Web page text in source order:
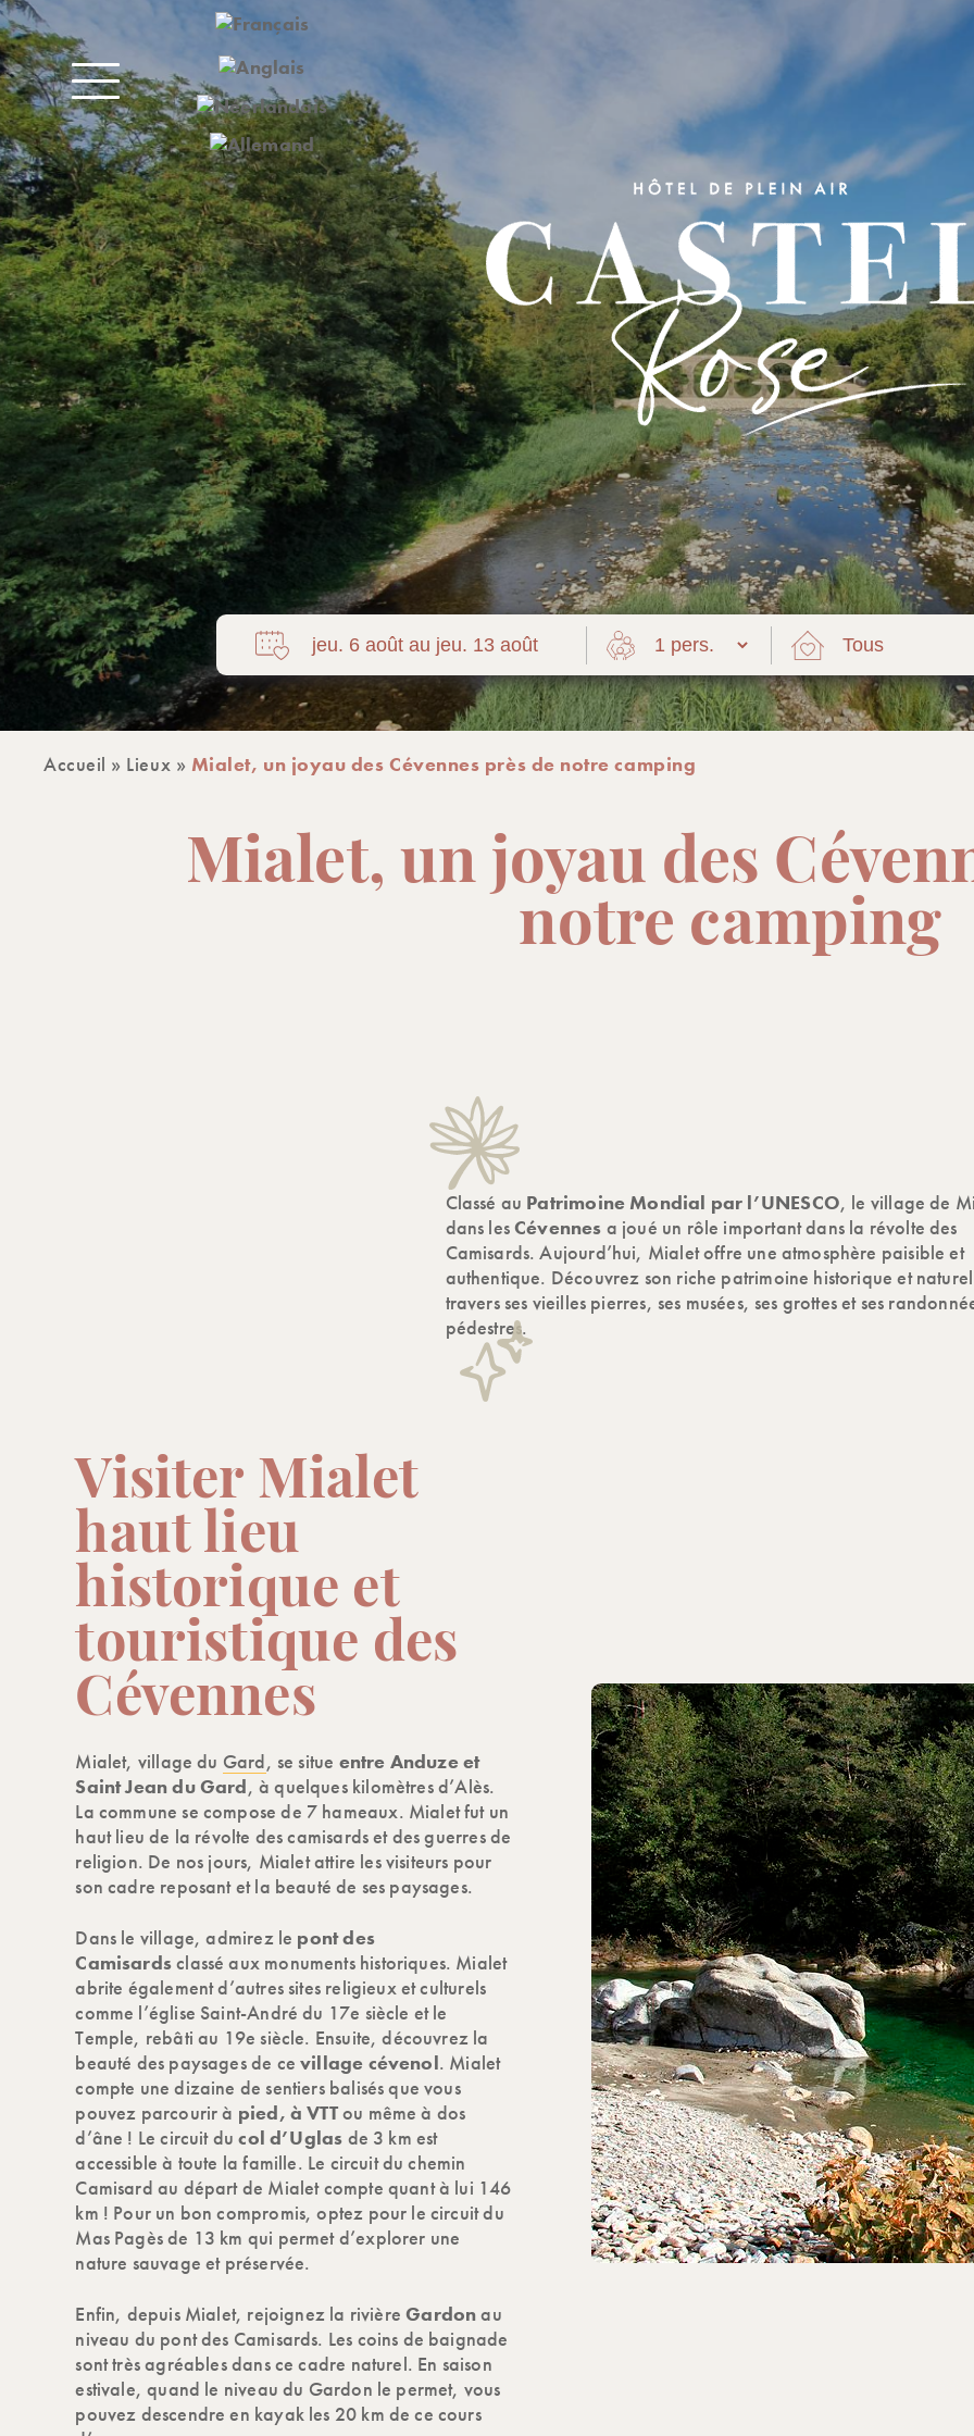
Accueil » Lieux » Mialet, un joyau des Cévennes près de notre camping
Mialet, un joyau des
notre camping
Classé au Patrimoine Mondial par l’UNESCO, le village de
dans lesCévennes a joué un rôle important dans la révolte des
Camisards. Aujourd’hui, Mialet offre une atmosphère paisible et
authentique. Découvrez son riche patrimoine historique et
travers ses vieilles pierres, ses musées, ses grottes et ses
pédestres.
Visiter Mialet
haut lieu
historique et
touristique des
Cévennes
Mialet, village du Gard, se situe entre Anduze et
Saint Jean du Gard, à quelques kilomètres d’Alès.
La commune se compose de 7 hameaux. Mialet fut un
haut lieu de la révolte des camisards et des guerres de
religion. De nos jours, Mialet attire les visiteurs pour
son cadre reposant et la beauté de ses paysages.
Dans le village, admirez le pont des
Camisardsclassé aux monuments historiques. Mialet
abrite également d’autres sites religieux et culturels
comme l’église Saint-André du 17e siècle et le
Temple, rebâti au 19e siècle. Ensuite, découvrez la
beauté des paysages de cevillage cévenol. Mialet
compte une dizaine de sentiers balisés que vous
pouvez parcourir à pied, à VTTou même à dos
d’âne ! Le circuit ducol d’Uglas de 3 km est
accessible à toute la famille. Le circuit du chemin
Camisard au départ de Mialet compte quant à lui 146
km ! Pour un bon compromis, optez pour le circuit du
Mas Pagès de 13 km qui permet d’explorer une
nature sauvage et préservée.
Enfin, depuis Mialet, rejoignez la rivièreGardonau
niveau du pont des Camisards. Les coins de baignade
sont très agréables dans ce cadre naturel. En saison
estivale, quand le niveau du Gardon le permet, vous
pouvez descendre en kayak les 20 km de ce cours